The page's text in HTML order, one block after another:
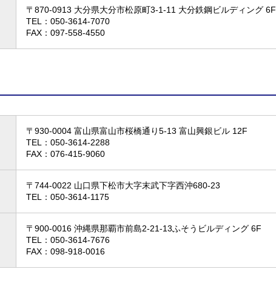
〒870-0913 大分県大分市松原町3-1-11 大分鉄鋼ビルディング 6F
TEL： 050-3614-7070
FAX：097-558-4550
〒930-0004 富山県富山市桜橋通り5-13 富山興銀ビル 12F
TEL： 050-3614-2288
FAX：076-415-9060
〒744-0022 山口県下松市大字末武下字西沖680-23
TEL： 050-3614-1175
〒900-0016 沖縄県那覇市前島2-21-13ふそうビルディング 6F
TEL： 050-3614-7676
FAX：098-918-0016